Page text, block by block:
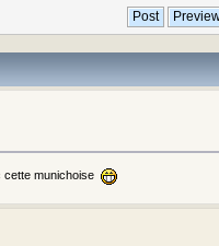
cette munichoise